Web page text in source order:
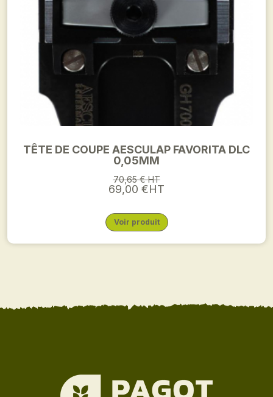
TÊTE DE COUPE AESCULAP FAVORITA DLC
0,05MM
70,65 € HT
69,00 €HT
Voir produit